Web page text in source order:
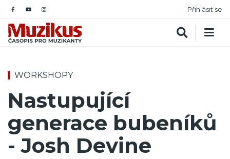
Přihlásit se
WORKSHOPY
Nastupující
generace bubeníků
- Josh Devine